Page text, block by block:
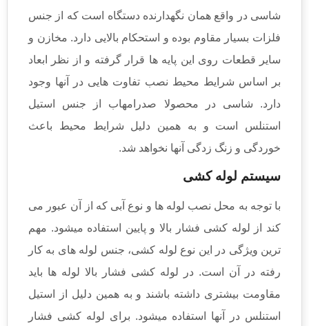
شاسی در واقع همان نگهدارنده دستگاه است که از جنس
فلزات بسیار مقاوم بوده و استحکام بالایی دارد. مخازن و
سایر قطعات روی این پایه ها قرار گرفته و از نظر ابعاد
بر اساس شرایط محیط نصب تفاوت هایی در آنها وجود
دارد. شاسی در محصولا صدرامهاب از جنس استیل
استنلس است و به همین دلیل شرایط محیط باعث
خوردگی و زنگ زدگی آنها نخواهد شد.
سیستم لوله کشی
با توجه به محل نصب لوله ها و نوع آبی که از آن عبور می
کند از لوله کشی فشار بالا و پایین استفاده میشود. مهم
ترین ویژگی در این نوع لوله کشی، جنس لوله های به کار
رفته در آن است. در لوله کشی فشار بالا لوله ها باید
مقاومت بیشتری داشته باشند و به همین دلیل از استیل
استنلس در آنها استفاده میشود. برای لوله کشی فشار